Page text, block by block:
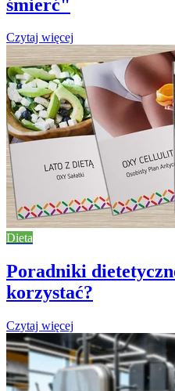
śmierć"
Czytaj więcej
Dieta
Poradniki
korzystać?
Czytaj więcej